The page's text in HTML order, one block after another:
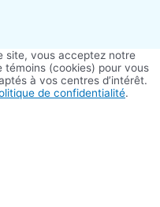
site, vous acceptez notre
témoins (cookies) pour vous
à vos centres d’intérêt.
de confidentialité.